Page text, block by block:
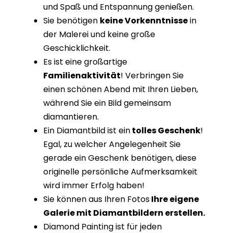
und Spaß und Entspannung genießen.
Sie benötigen keine Vorkenntnissein
der Malerei und keine große
Geschicklichkeit.
Es ist eine großartige
Familienaktivität! Verbringen Sie
einen schönen Abend mit Ihren Lieben,
während Sie ein Bild gemeinsam
diamantieren.
Ein Diamantbild ist eintolles Geschenk!
Egal, zu welcher Angelegenheit Sie
gerade ein Geschenk benötigen, diese
originelle persönliche Aufmerksamkeit
wird immer Erfolg haben!
Sie können aus Ihren FotosIhre eigene
Galerie mit Diamantbildern erstellen.
Diamond Painting ist für jeden